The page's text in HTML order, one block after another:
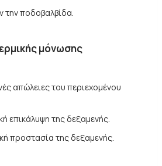
την ποδοβαλβίδα.
μόνωσης
απώλειες του περιεχομένου
επικάλυψη της δεξαμενής.
προστασία της δεξαμενής.